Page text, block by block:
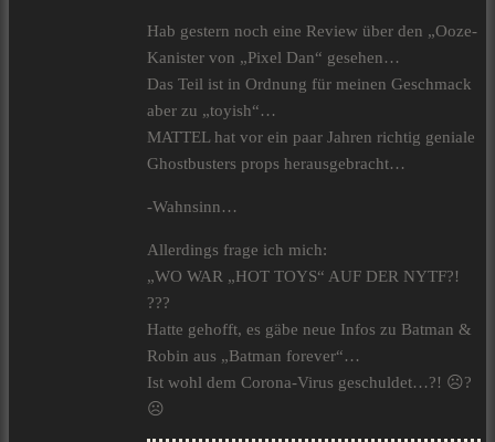
Hab gestern noch eine Review über den „Ooze-
Kanister von „Pixel Dan“ gesehen…
Das Teil ist in Ordnung für meinen Geschmack
aber zu „toyish“…
MATTEL hat vor ein paar Jahren richtig geniale
Ghostbusters props herausgebracht…
-Wahnsinn…
Allerdings frage ich mich:
„WO WAR „HOT TOYS“ AUF DER NYTF?!
???
Hatte gehofft, es gäbe neue Infos zu Batman &
Robin aus „Batman forever“…
Ist wohl dem Corona-Virus geschuldet…?! ☹?
☹